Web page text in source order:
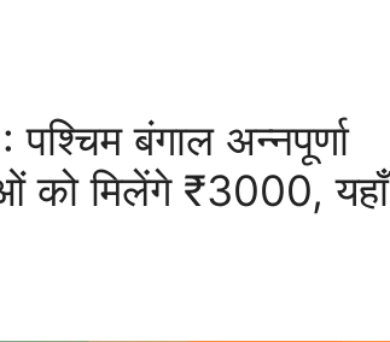
बंगाल अन्नपूर्णा
को मिलेंगे ₹3000, यहाँ